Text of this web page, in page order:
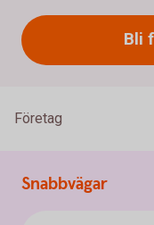
Bli
Företag
Snabbvägar